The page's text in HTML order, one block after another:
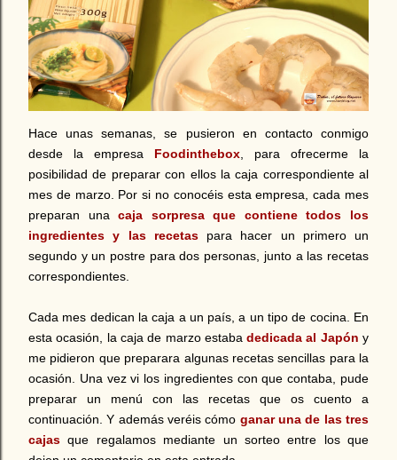
Hace unas semanas, se pusieron en contacto conmigo
desde la empresa Foodinthebox , para ofrecerme la
posibilidad de preparar con ellos la caja correspondiente al
mes de marzo. Por si no conocéis esta empresa, cada mes
preparan unacaja sorpresa que contiene todos los
ingredientes y las recetaspara hacer un primero un
segundo y un postre para dos personas, junto a las recetas
correspondientes.
Cada mes dedican la caja a un país, a un tipo de cocina. En
esta ocasión, la caja de marzo estabadedicada al Japón y
me pidieron que preparara algunas recetas sencillas para la
ocasión. Una vez vi los ingredientes con que contaba, pude
preparar un menú con las recetas que os cuento a
continuación. Y además veréis cómo ganar una de las tres
cajas que regalamos mediante un sorteo entre los que